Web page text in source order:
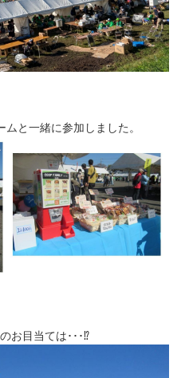
と一緒に参加しました。
お目当ては･･･⁉